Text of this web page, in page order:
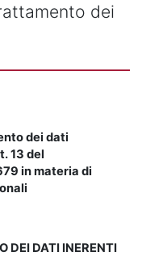
dei
dei dati
13 del
in materia di
DEI DATI INERENTI